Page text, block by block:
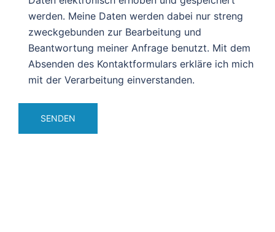
werden. Meine Daten werden dabei nur streng
zweckgebunden zur Bearbeitung und
Beantwortung meiner Anfrage benutzt. Mit dem
Absenden des Kontaktformulars erkläre ich mich
mit der Verarbeitung einverstanden.